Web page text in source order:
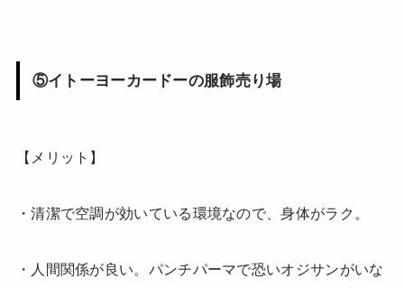
⑤イトーヨーカードーの服飾売り場
【メリット】
・清潔で空調が効いている環境なので、身体がラク。
・人間関係が良い。パンチパーマで恐いオジサンがいな